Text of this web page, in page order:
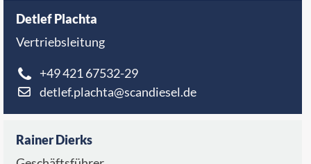
Detlef Plachta
Vertriebsleitung
+49 421 67532-29
detlef.plachta@scandiesel.de
Rainer Dierks